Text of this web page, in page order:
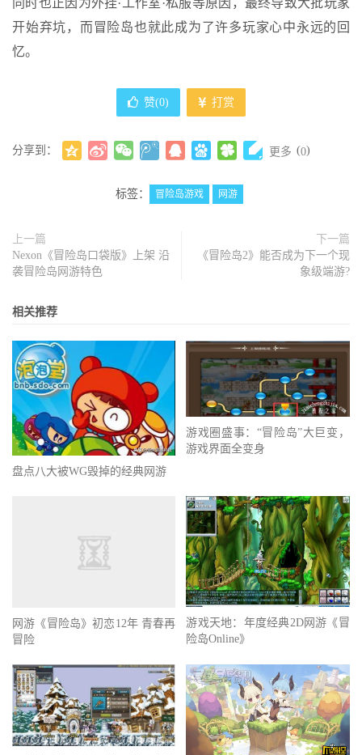
开始弃坑，而冒险岛也就此成为了许多玩家心中永远的回
忆。
赞(0) 打赏
分享到： 更多 (0)
标签： 冒险岛游戏 网游
上一篇
Nexon《冒险岛口袋版》上架 沿
袭冒险岛网游特色
下一篇
《冒险岛2》能否成为下一个现
象级端游?
相关推荐
盘点八大被WG毁掉的经典网游
游戏圈盛事：“冒险岛”大巨变，
游戏界面全变身
网游《冒险岛》初恋12年 青春再
冒险
游戏天地：年度经典2D网游《冒
险岛Online》